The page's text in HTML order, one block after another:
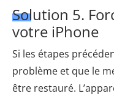
Solution 5.
votre iPhone
Si les étapes
problème et que le
être restauré.